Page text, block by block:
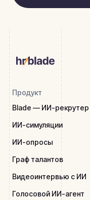
Продукт
Blade — ИИ-рекрутер
ИИ-симуляции
ИИ-опросы
Граф талантов
Видеоинтервью с ИИ
Голосовой ИИ-агент